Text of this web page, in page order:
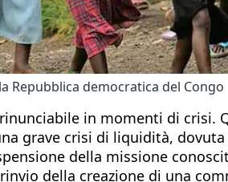
Repubblica democratica del Congo
in momenti di crisi.
grave crisi di liquidità,
della missione
della creazione di una